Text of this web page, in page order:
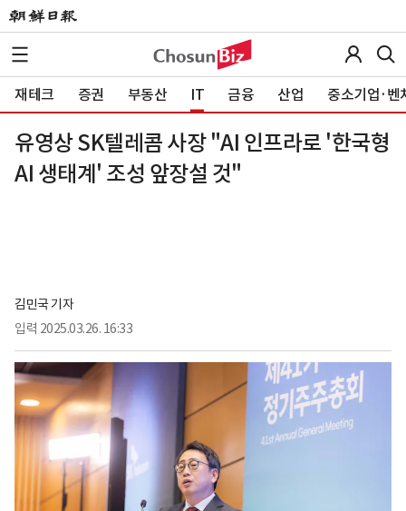
재테크 증권 부동산 IT 금융 산업 중소기업·벤
유영상 SK텔레콤 사장 "AI 인프라로 '한국형
AI 생태계' 조성 앞장설 것"
김민국 기자
입력 2025.03.26. 16:33